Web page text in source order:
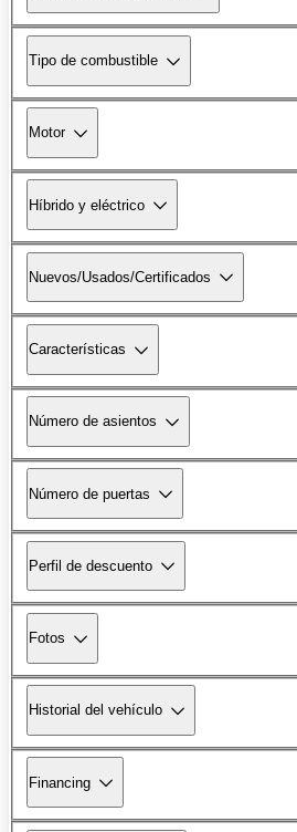
Tipo de combustible
Motor
Híbrido y eléctrico
Nuevos/Usados/Certificados
Características
Número de asientos
Número de puertas
Perfil de descuento
Fotos
Historial del vehículo
Financing